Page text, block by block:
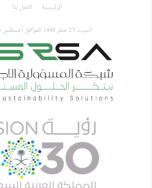
الرئيسية اتصل بنا
السبت 23 صفر 1448 الموافق أغسطس 8, 2026